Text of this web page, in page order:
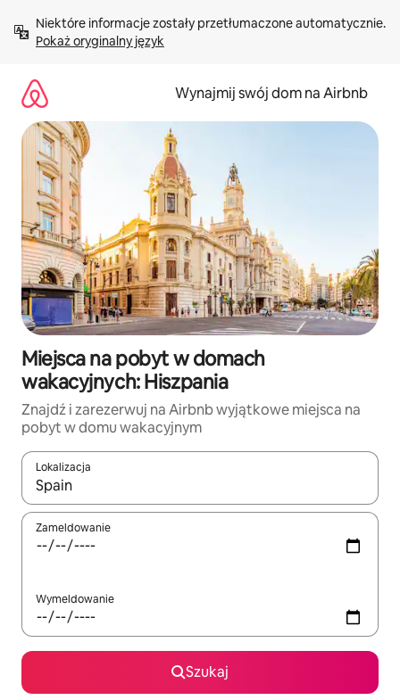
treści Pokaż oryginalny język
Wynajmij swój dom na Airbnb
Miejsca na pobyt w domach
wakacyjnych: Hiszpania
Znajdź i zarezerwuj na Airbnb wyjątkowe miejsca na
pobyt w domu wakacyjnym
Lokalizacja
Gdy wyniki będą dostępne, możesz poruszać się po nich za
Zameldowanie
Wymeldowanie
Szukaj